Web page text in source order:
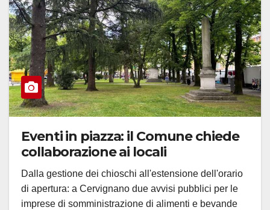
Eventi in piazza: il Comune chiede
collaborazione ai locali
Dalla gestione dei chioschi all'estensione dell'orario
di apertura: a Cervignano due avvisi pubblici per le
imprese di somministrazione di alimenti e bevande